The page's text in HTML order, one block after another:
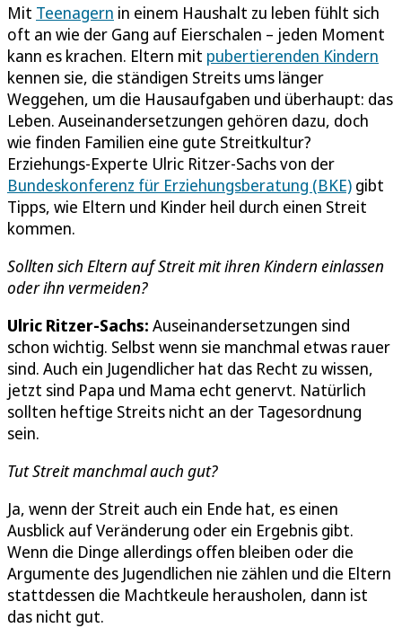
Mit Teenagern in einem Haushalt zu leben fühlt sich
oft an wie der Gang auf Eierschalen – jeden Moment
kann es krachen. Eltern mit pubertierenden Kindern
kennen sie, die ständigen Streits ums länger
Weggehen, um die Hausaufgaben und überhaupt: das
Leben. Auseinandersetzungen gehören dazu, doch
wie finden Familien eine gute Streitkultur?
Erziehungs-Experte Ulric Ritzer-Sachs von der
Bundeskonferenz für Erziehungsberatung (BKE) gibt
Tipps, wie Eltern und Kinder heil durch einen Streit
kommen.
Sollten sich Eltern auf Streit mit ihren Kindern einlassen
oder ihn vermeiden?
Ulric Ritzer-Sachs: Auseinandersetzungen sind
schon wichtig. Selbst wenn sie manchmal etwas rauer
sind. Auch ein Jugendlicher hat das Recht zu wissen,
jetzt sind Papa und Mama echt genervt. Natürlich
sollten heftige Streits nicht an der Tagesordnung
sein.
Tut Streit manchmal auch gut?
Ja, wenn der Streit auch ein Ende hat, es einen
Ausblick auf Veränderung oder ein Ergebnis gibt.
Wenn die Dinge allerdings offen bleiben oder die
Argumente des Jugendlichen nie zählen und die Eltern
stattdessen die Machtkeule herausholen, dann ist
das nicht gut.